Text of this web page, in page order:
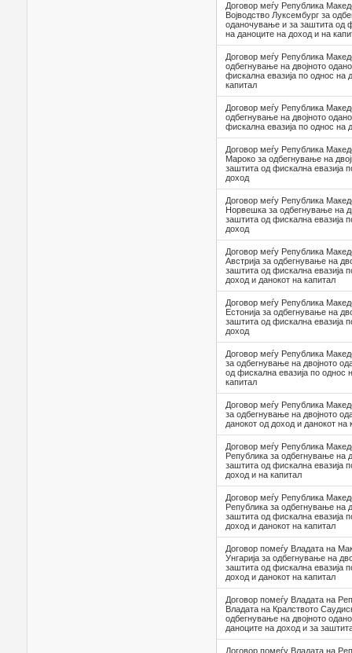
Договор меѓу Република
Војводство Луксембург за
оданочување и за заштита од
на даноците на доход и на
Договор меѓу Република
одбегнување на двојното
фискална евазија по однос на
капитал
Договор меѓу Република
одбегнување на двојното
фискална евазија по однос на
Договор меѓу Република
Мароко за одбегнување на
заштита од фискална евазија
доход
Договор меѓу Република
Норвешка за одбегнување на
заштита од фискална евазија
доход
Договор меѓу Република
Австрија за одбегнување на
заштита од фискална евазија
доход и данокот на капитал
Договор меѓу Република
Естонија за одбегнување на
заштита од фискална евазија
доход
Договор меѓу Република
за одбегнување на двојното
од фискална евазија по однос
капитал
Договор меѓу Република
за одбегнување на двојното
данокот од доход и данокот на
Договор меѓу Република
Република за одбегнување на
заштита од фискална евазија
доход и на капитал
Договор меѓу Република
Република за одбегнување на
заштита од фискална евазија
доход и данокот на капитал
Договор помеѓу Владата на
Унгарија за одбегнување на
заштита од фискална евазија
доход и данокот на капитал
Договор помеѓу Владата на
Владата на Кралството
одбегнување на двојното
даноците на доход и за
Договор помеѓу Владата на